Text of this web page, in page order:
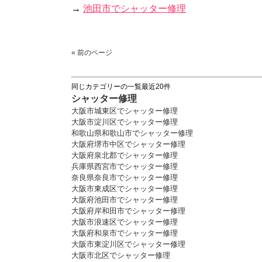
→ 池田市でシャッター修理
« 前のページ
同じカテゴリーの一覧最近20件
シャッター修理
大阪市城東区でシャッター修理
大阪市淀川区でシャッター修理
和歌山県和歌山市でシャッター修理
大阪府堺市中区でシャッター修理
大阪府泉北郡でシャッター修理
兵庫県西宮市でシャッター修理
奈良県奈良市でシャッター修理
大阪市東成区でシャッター修理
大阪府池田市でシャッター修理
大阪府岸和田市でシャッター修理
大阪市浪速区でシャッター修理
大阪府和泉市でシャッター修理
大阪市東淀川区でシャッター修理
大阪市北区でシャッター修理